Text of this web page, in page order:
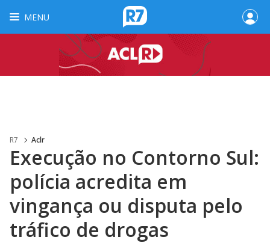
MENU
R7 Aclr
Execução no Contorno Sul:
polícia acredita em
vingança ou disputa pelo
tráfico de drogas